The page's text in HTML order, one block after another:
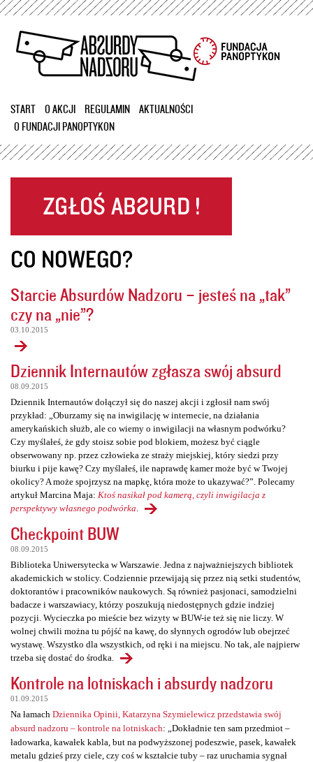
Przejdź
treści
START O AKCJI REGULAMIN
AKTUALNOŚCI
O FUNDACJI PANOPTYKON
CO NOWEGO?
Starcie Absurdów Nadzoru – jesteś na „tak”
czy na „nie”?
03.10.2015
Dziennik Internautów zgłasza swój absurd
08.09.2015
Dziennik Internautów dołączył się do naszej akcji i zgłosił nam swój
przykład: „Oburzamy się na inwigilację w internecie, na działania
amerykańskich służb, ale co wiemy o inwigilacji na własnym podwórku?
Czy myślałeś, że gdy stoisz sobie pod blokiem, możesz być ciągle
obserwowany np. przez człowieka ze straży miejskiej, który siedzi przy
biurku i pije kawę? Czy myślałeś, ile naprawdę kamer może być w Twojej
okolicy? A może spojrzysz na mapkę, która może to ukazywać?”. Polecamy
artykuł Marcina Maja: Ktoś nasikał pod kamerą, czyli inwigilacja z
perspektywy własnego podwórka
Checkpoint BUW
08.09.2015
Biblioteka Uniwersytecka w Warszawie. Jedna z najważniejszych bibliotek
akademickich w stolicy. Codziennie przewijają się przez nią setki studentów,
doktorantów i pracowników naukowych. Są również pasjonaci, samodzielni
badacze i warszawiacy, którzy poszukują niedostępnych gdzie indziej
pozycji. Wycieczka po mieście bez wizyty w BUW-ie też się nie liczy. W
wolnej chwili można tu pójść na kawę, do słynnych ogrodów lub obejrzeć
wystawę. Wszystko dla wszystkich, od ręki i na miejscu. No tak, ale najpierw
trzeba się dostać do środka.
Kontrole na lotniskach i absurdy nadzoru
01.09.2015
Na łamach Dziennika Opinii, Katarzyna Szymielewicz przedstawia swój
absurd nadzoru – kontrole na lotniskach: „Dokładnie ten sam przedmiot –
ładowarka, kawałek kabla, but na podwyższonej podeszwie, pasek, kawałek
metalu gdzieś przy ciele, czy coś w kształcie tuby – raz uruchamia sygnał